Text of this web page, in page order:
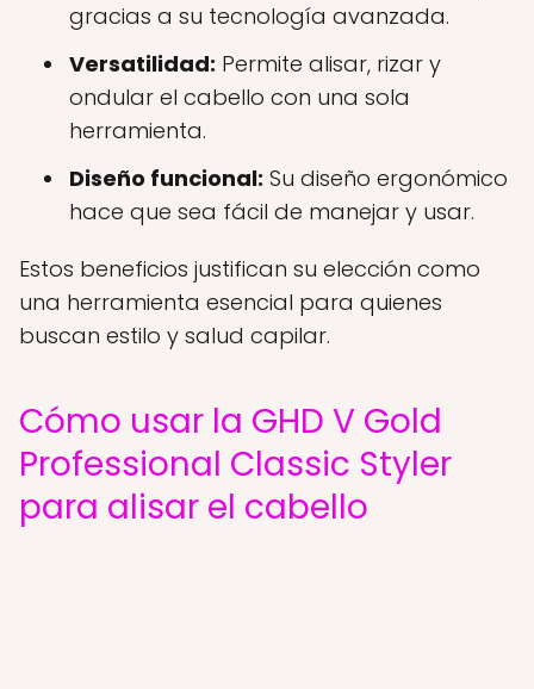
gracias a su tecnología avanzada.
Versatilidad: Permite alisar, rizar y
ondular el cabello con una sola
herramienta.
Diseño funcional: Su diseño ergonómico
hace que sea fácil de manejar y usar.
Estos beneficios justifican su elección como
una herramienta esencial para quienes
buscan estilo y salud capilar.
Cómo usar la GHD V Gold
Professional Classic Styler
para alisar el cabello